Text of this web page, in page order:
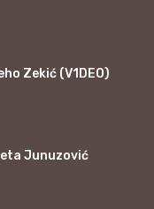
Zekić (V1DEO)
Junuzović